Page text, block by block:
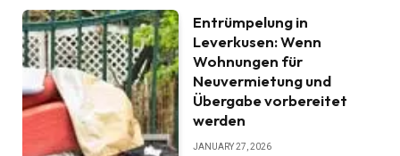
Entrümpelung in
Leverkusen: Wenn
Wohnungen für
Neuvermietung und
Übergabe vorbereitet
werden
JANUARY 27, 2026